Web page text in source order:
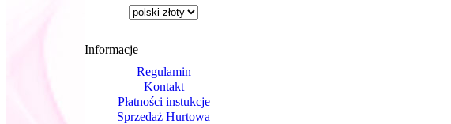
Informacje
Regulamin
Kontakt
Płatności instukcje
Sprzedaż Hurtowa